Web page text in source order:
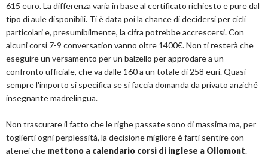
615 euro. La differenza varia in base al certificato richiesto e pure dal
tipo di aule disponibili. Ti è data poi la chance di decidersi per cicli
particolari e, presumibilmente, la cifra potrebbe accrescersi. Con
alcuni corsi 7-9 conversation vanno oltre 1400€. Non ti resterà che
eseguire un versamento per un balzello per approdare a un
confronto ufficiale, che va dalle 160 a un totale di 258 euri. Quasi
sempre l'importo si specifica se si faccia domanda da privato anziché
insegnante madrelingua.
Non trascurare il fatto che le righe passate sono di massima ma, per
toglierti ogni perplessità, la decisione migliore è farti sentire con
atenei che mettono a calendario corsi di inglese a Ollomont.